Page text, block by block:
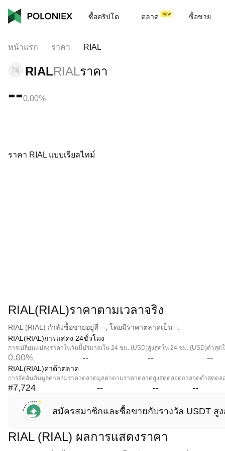
ซื้อคริปโต ตลาด ซื้อขาย
หน้าแรก ราคา RIAL
RIALRIALราคา
--0.00%
ราคา RIAL แบบเรียลไทม์
RIAL(RIAL)ราคาตามเวลาจริง
RIAL (RIAL) กำลังซื้อขายอยู่ที่ --, โดยมีราคาตลาดเป็น--.
RIAL(RIAL)การแสดง 24ชั่วโมง
การเปลี่ยนแปลงราคาในวันนี้
0.00%
ปริมาณใน 24 ชม. (USD)
--
สูงสุดใน 24 ชม. (USD)
--
ต่ำสุด
--
RIAL(RIAL)ดาต้าตลาด
การจัดอันดับมูลค่าตามราคาตลาด
#7,724
มูลค่าตามราคาตลาด
--
สูงสุดตลอดกาล
--
จุดต่ำสุดตล
--
สมัครสมาชิกและซื้อขายกับรางวัล USDT สู
RIAL (RIAL) ผลการแสดงราคา